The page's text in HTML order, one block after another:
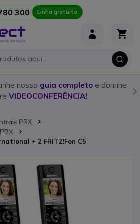
300 Linha gratuita
nosso guia completoe domine
VIDEOCONFERÊNCIA!
PBX
+ 2 FRITZ!Fon C5